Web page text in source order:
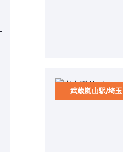
武蔵嵐山駅/埼玉